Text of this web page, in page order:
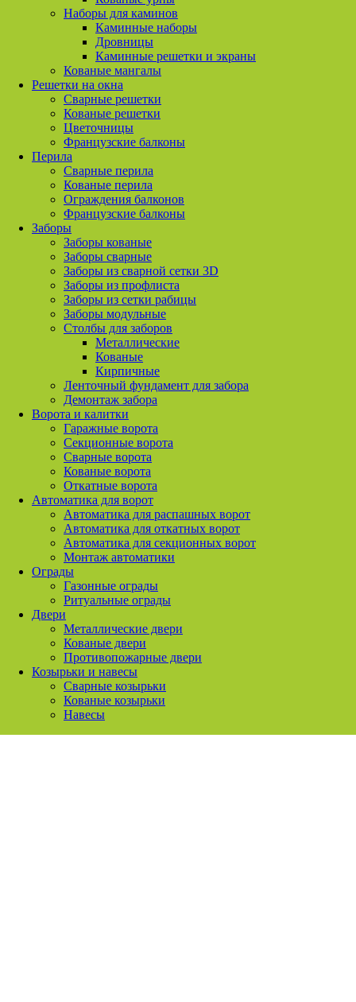
Наборы для каминов
Каминные наборы
Дровницы
Каминные решетки и экраны
Кованые мангалы
Решетки на окна
Сварные решетки
Кованые решетки
Цветочницы
Французские балконы
Перила
Сварные перила
Кованые перила
Ограждения балконов
Французские балконы
Заборы
Заборы кованые
Заборы сварные
Заборы из сварной сетки 3D
Заборы из профлиста
Заборы из сетки рабицы
Заборы модульные
Столбы для заборов
Металлические
Кованые
Кирпичные
Ленточный фундамент для забора
Демонтаж забора
Ворота и калитки
Гаражные ворота
Секционные ворота
Сварные ворота
Кованые ворота
Откатные ворота
Автоматика для ворот
Автоматика для распашных ворот
Автоматика для откатных ворот
Автоматика для секционных ворот
Монтаж автоматики
Ограды
Газонные ограды
Ритуальные ограды
Двери
Металлические двери
Кованые двери
Противопожарные двери
Козырьки и навесы
Сварные козырьки
Кованые козырьки
Навесы